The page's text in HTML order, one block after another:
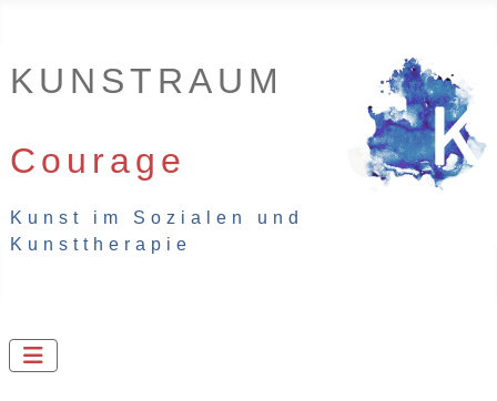
KUNSTRAUM
Courage
Kunst im Sozialen und
Kunsttherapie